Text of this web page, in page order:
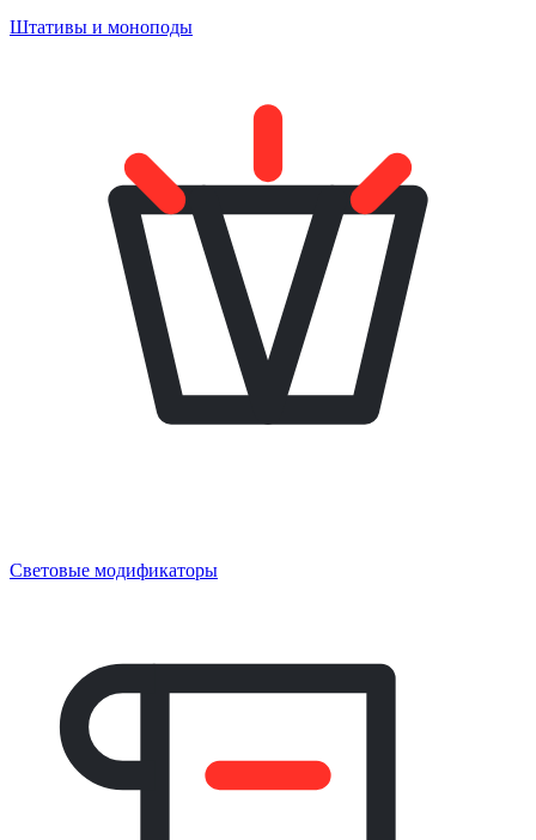
Штативы и моноподы
Световые модификаторы